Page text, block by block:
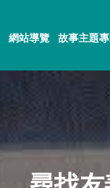
網站導覽 故事主題